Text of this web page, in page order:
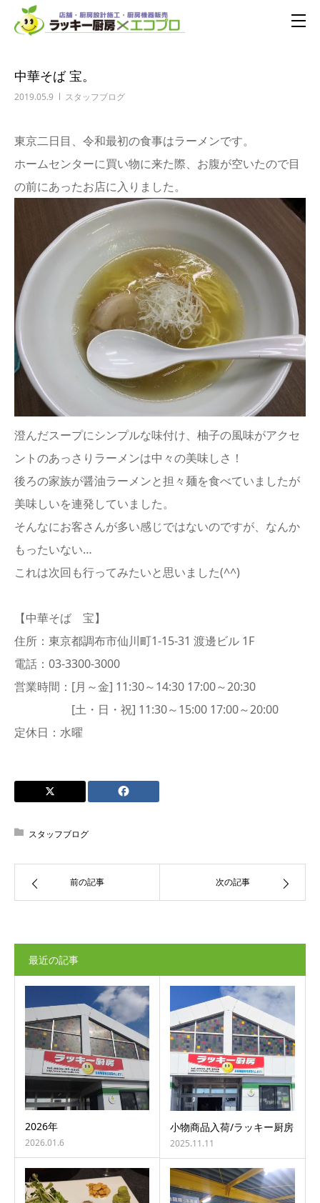
中華そば 宝。
2019.05.9 スタッフブログ
東京二日目、令和最初の食事はラーメンです。
ホームセンターに買い物に来た際、お腹が空いたので目
の前にあったお店に入りました。
澄んだスープにシンプルな味付け、柚子の風味がアクセ
ントのあっさりラーメンは中々の美味しさ！
後ろの家族が醤油ラーメンと担々麺を食べていましたが
美味しいを連発していました。
そんなにお客さんが多い感じではないのですが、なんか
もったいない…
これは次回も行ってみたいと思いました(^^)
【中華そば 宝】
住所：東京都調布市仙川町1-15-31 渡邊ビル 1F
電話：03-3300-3000
営業時間：[月～金] 11:30～14:30 17:00～20:30
[土・日・祝] 11:30～15:00 17:00～20:00
定休日：水曜
スタッフブログ
前の記事 次の記事
最近の記事
2026年
2026.01.6
小物商品入荷/ラッキー厨房
2025.11.11